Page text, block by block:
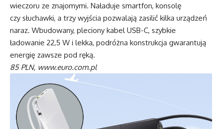
wieczoru ze znajomymi. Naładuje smartfon, konsolę
czy słuchawki, a trzy wyjścia pozwalają zasilić kilka urządzeń
naraz. Wbudowany, pleciony kabel USB-C, szybkie
ładowanie 22,5 W i lekka, podróżna konstrukcja gwarantują
energię zawsze pod ręką.
85 PLN, www.euro.com.pl